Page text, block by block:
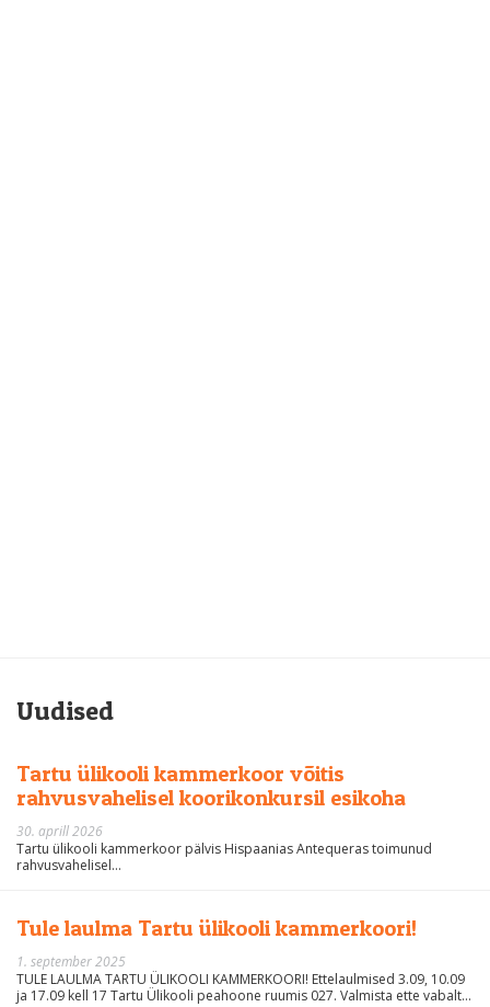
Uudised
Tartu ülikooli kammerkoor võitis
rahvusvahelisel koorikonkursil esikoha
30. aprill 2026
Tartu ülikooli kammerkoor pälvis Hispaanias Antequeras toimunud
rahvusvahelisel...
Tule laulma Tartu ülikooli kammerkoori!
1. september 2025
TULE LAULMA TARTU ÜLIKOOLI KAMMERKOORI! Ettelaulmised 3.09, 10.09
ja 17.09 kell 17 Tartu Ülikooli peahoone ruumis 027. Valmista ette vabalt...